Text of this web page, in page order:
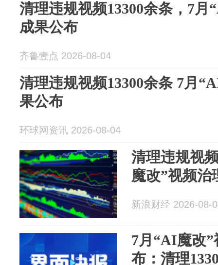
清理违规视频13300余条，7月
成果公布
齐鲁壹点 2026-08-04
清理违规视频13300余条 7月
果公布
环球网资讯 2026-08-04
清理违规视
魔改”视频治
新浪财经 2026-08-
7月“AI魔改
布：清理